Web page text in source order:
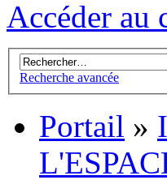
Accéder au
Recherche avancée
Portail »